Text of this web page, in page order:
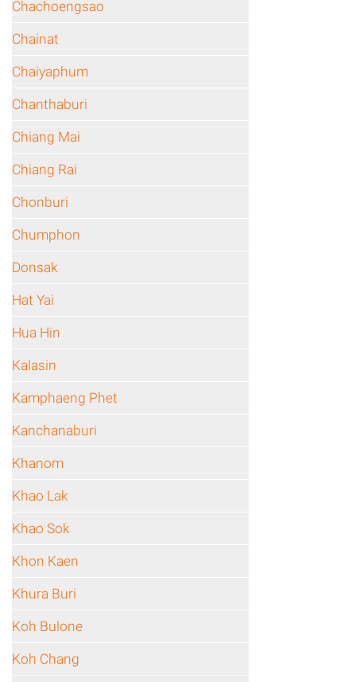
Chachoengsao
Chainat
Chaiyaphum
Chanthaburi
Chiang Mai
Chiang Rai
Chonburi
Chumphon
Donsak
Hat Yai
Hua Hin
Kalasin
Kamphaeng Phet
Kanchanaburi
Khanom
Khao Lak
Khao Sok
Khon Kaen
Khura Buri
Koh Bulone
Koh Chang